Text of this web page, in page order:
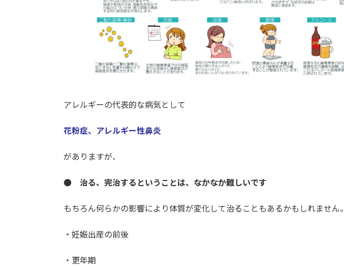
アレルギーの代表的な病気として
花粉症、アレルギー性鼻炎
がありますが、
● 治る、完治するということは、なかなか難しいです
もちろん何らかの影響により体質が変化して治ることもあるかもしれません。
・妊娠出産の前後
・更年期